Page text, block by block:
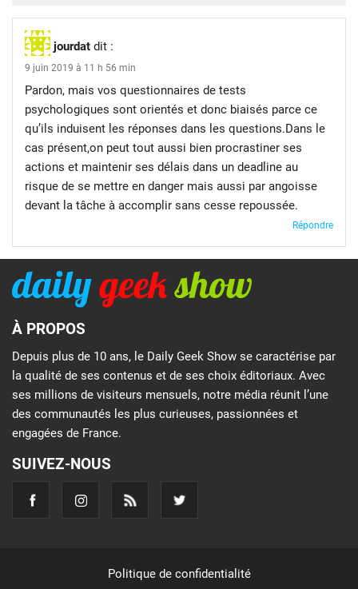
jourdat dit :
9 juin 2019 à 11 h 56 min
Pardon, mais vos questionnaires de tests
psychologiques sont orientés et donc biaisés parce ce
qu’ils induisent les réponses dans les questions.Dans le
cas présent,on peut tout aussi bien procrastiner ses
actions et maintenir ses délais dans un deadline au
risque de se mettre en danger mais aussi par angoisse
devant la tâche à accomplir sans cesse repoussée.
Répondre
À PROPOS
Depuis plus de 10 ans, le Daily Geek Show se caractérise par
la qualité de ses contenus et de ses choix éditoriaux. Avec
ses millions de visiteurs mensuels, notre média réunit l’une
des communautés les plus curieuses, passionnées et
engagées de France.
SUIVEZ-NOUS
Politique de confidentialité